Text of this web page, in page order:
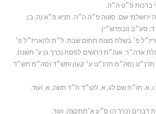
ירושלמי שם. סוטה פ״ה ה״ה. תניא פ״א (ה, ב).
ד, סע״ב (ובפרש״י).
פ׳ בשלח מצות תחום שבת. ל״ת להאריז״ל פ׳
אדה״ר. אוה״ת דרושים לפסח (כרך ג) ע׳ תשנח.
(סה״מ תרנ״ט ע׳ קעו) ותש״ד (סה״מ תש״ד